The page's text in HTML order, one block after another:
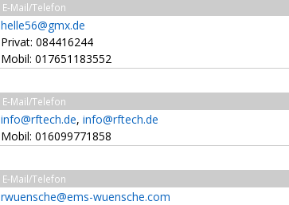
E-Mail/Telefon
helle56@gmx.de
Privat: 084416244
Mobil: 017651183552
E-Mail/Telefon
info@rftech.de, info@rftech.de
Mobil: 016099771858
E-Mail/Telefon
rwuensche@ems-wuensche.com